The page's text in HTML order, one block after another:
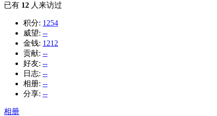
已有 12 人来访过
积分: 1254
威望: --
金钱: 1212
贡献: --
好友: --
日志: --
相册: --
分享: --
相册